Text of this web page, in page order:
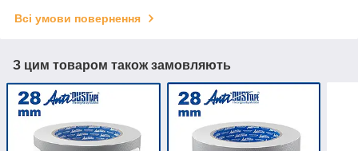
Всі умови повернення
З цим товаром також замовляють